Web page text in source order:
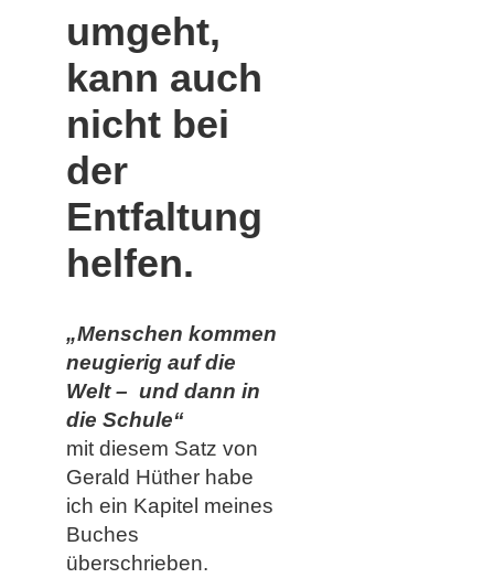
umgeht,
kann auch
nicht bei
der
Entfaltung
helfen.
„Menschen kommen
neugierig auf die
Welt – und dann in
die Schule“
mit diesem Satz von
Gerald Hüther habe
ich ein Kapitel meines
Buches
überschrieben.